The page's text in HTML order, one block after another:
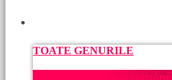
TOATE GENURILE
Muzică pentru toți românii